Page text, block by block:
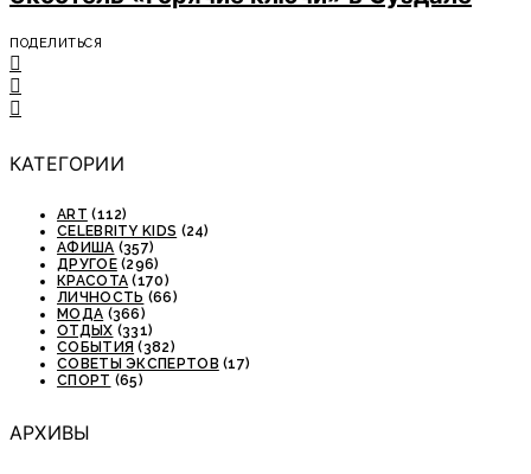
ПОДЕЛИТЬСЯ
КАТЕГОРИИ
ART (112)
CELEBRITY KIDS (24)
АФИША (357)
ДРУГОЕ(296)
КРАСОТА (170)
ЛИЧНОСТЬ (66)
МОДА (366)
ОТДЫХ (331)
СОБЫТИЯ (382)
СОВЕТЫ ЭКСПЕРТОВ (17)
СПОРТ (65)
АРХИВЫ